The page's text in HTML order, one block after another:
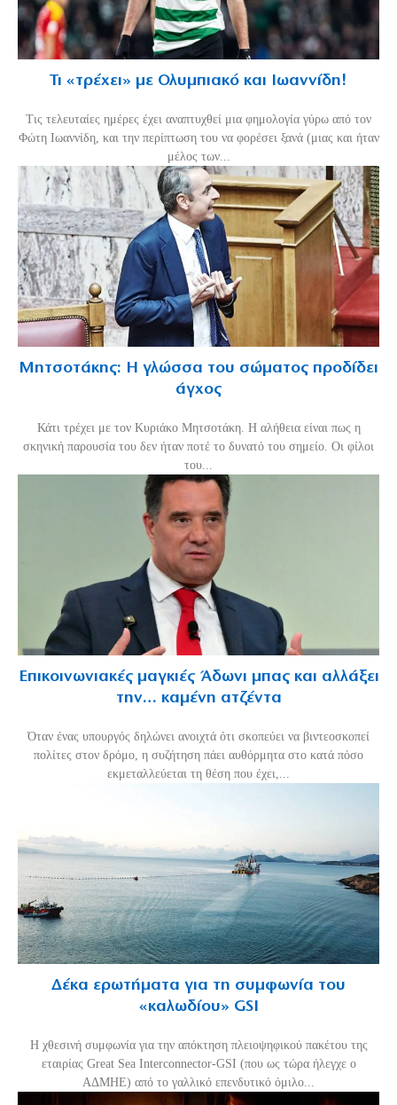
Τι «τρέχει» με Ολυμπιακό και Ιωαννίδη!
Τις τελευταίες ημέρες έχει αναπτυχθεί μια φημολογία γύρω από τον
Φώτη Ιωαννίδη, και την περίπτωση του να φορέσει ξανά (μιας και ήταν
μέλος των...
Μητσοτάκης: Η γλώσσα του σώματος προδίδει
άγχος
Κάτι τρέχει με τον Κυριάκο Μητσοτάκη. Η αλήθεια είναι πως η
σκηνική παρουσία του δεν ήταν ποτέ το δυνατό του σημείο. Οι φίλοι
του...
Επικοινωνιακές μαγκιές Άδωνι μπας και αλλάξει
την… καμένη ατζέντα
Όταν ένας υπουργός δηλώνει ανοιχτά ότι σκοπεύει να βιντεοσκοπεί
πολίτες στον δρόμο, η συζήτηση πάει αυθόρμητα στο κατά πόσο
εκμεταλλεύεται τη θέση που έχει,...
Δέκα ερωτήματα για τη συμφωνία του
«καλωδίου» GSI
Η χθεσινή συμφωνία για την απόκτηση πλειοψηφικού πακέτου της
εταιρίας Great Sea Interconnector-GSI (που ως τώρα ήλεγχε ο
ΑΔΜΗΕ) από το γαλλικό επενδυτικό όμιλο...